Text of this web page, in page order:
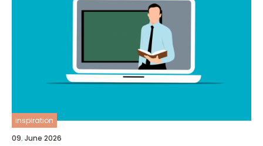
inspiration
09. June 2026